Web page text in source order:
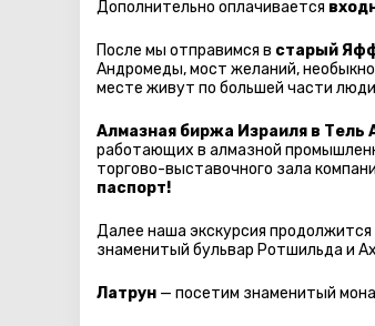
Дополнительно оплачивается
После мы отправимся в старый
Андромеды, мост желаний,
месте живут по большей части
Алмазная биржа Израиля в Тель
работающих в алмазной
торгово-выставочного зала
паспорт!
Далее наша экскурсия продолжится
знаменитый бульвар Ротшильда и
Латрун — посетим знаменитый